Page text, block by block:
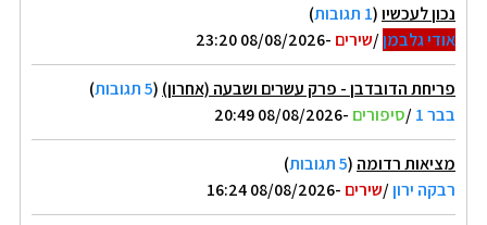
נכון לעכשיו(1 תגובות
)
אודי גלבמן/שירים -08/08/2026 23:20
פריחת הדובדבן - פרק עשרים ושבעה (אחרון) (5 תגובות
)
בבר 1
/סיפורים -08/08/2026 20:49
מציאות רדומה (5 תגובות
)
רבקה ירון/שירים -08/08/2026 16:24